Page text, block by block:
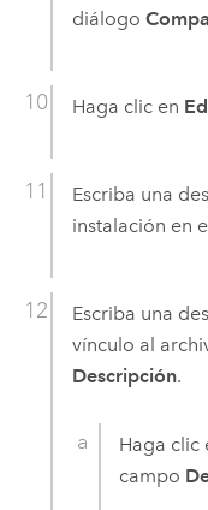
diálogo
Haga clic en
Escriba una
instalación en
Escriba una
vínculo al
Descripción.
Haga
campo